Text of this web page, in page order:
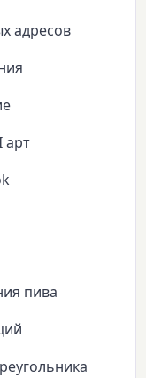
адресов
арт
пива